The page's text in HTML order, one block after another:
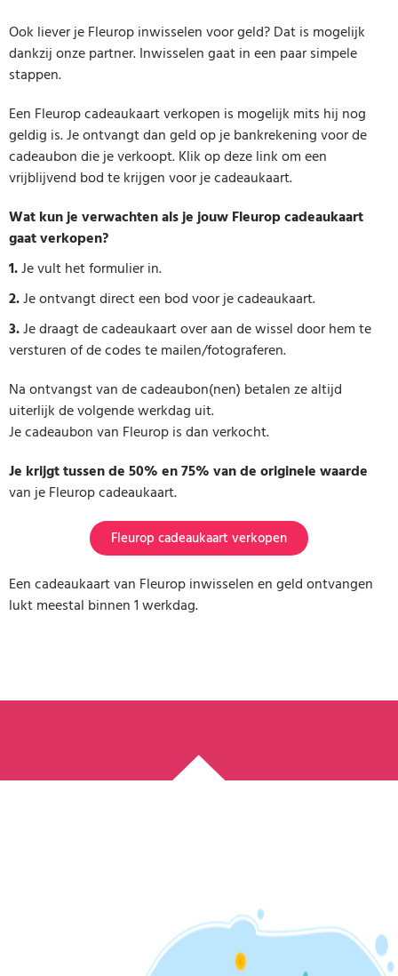
Ook liever je Fleurop inwisselen voor geld? Dat is mogelijk
dankzij onze partner. Inwisselen gaat in een paar simpele
stappen.
Een Fleurop cadeaukaart verkopen is mogelijk mits hij nog
geldig is. Je ontvangt dan geld op je bankrekening voor de
cadeaubon die je verkoopt. Klik op deze link om een
vrijblijvend bod te krijgen voor je cadeaukaart.
Wat kun je verwachten als je jouw Fleurop cadeaukaart
gaat verkopen?
1.Je vult het formulier in.
2.Je ontvangt direct een bod voor je cadeaukaart.
3.Je draagt de cadeaukaart over aan de wissel door hem te
versturen of de codes te mailen/fotograferen.
Na ontvangst van de cadeaubon(nen) betalen ze altijd
uiterlijk de volgende werkdag uit.
Je cadeaubon van Fleurop is dan verkocht.
Je krijgt tussen de 50% en 75% van de originele waarde
van je Fleurop cadeaukaart.
Fleurop cadeaukaart verkopen
Een cadeaukaart van Fleurop inwisselen en geld ontvangen
lukt meestal binnen 1 werkdag.